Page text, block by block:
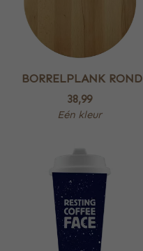
BORRELPLANK ROND
38,99
Eén kleur